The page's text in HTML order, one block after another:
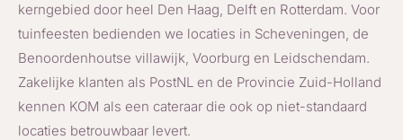
kerngebied door heel Den Haag, Delft en Rotterdam. Voor
tuinfeesten bedienden we locaties in Scheveningen, de
Benoordenhoutse villawijk, Voorburg en Leidschendam.
Zakelijke klanten als PostNL en de Provincie Zuid-Holland
kennen KOM als een cateraar die ook op niet-standaard
locaties betrouwbaar levert.